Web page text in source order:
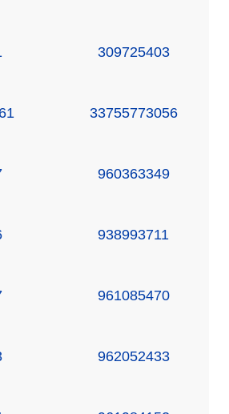
309725403
33755773056
960363349
938993711
961085470
962052433